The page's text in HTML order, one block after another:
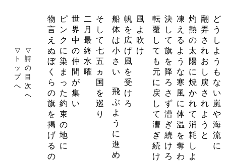
▽
ト
ッ
プ
へ
▽
詩
の
目
次
へ
物
言
え
ぬ
ぼ
く
ら
の
旗
を
掲
げ
る
の
ピ
ン
ク
に
染
ま
っ
た
約
束
の
地
に
世
界
中
の
仲
間
が
集
い
二
月
最
終
水
曜
そ
し
て
七
五
ヵ
国
を
巡
り
船
体
は
小
さ
い
飛
ぶ
よ
う
に
進
め
帆
を
広
げ
風
を
受
け
ろ
風
よ
吹
け
転
覆
し
て
も
元
に
戻
し
て
漕
ぎ
続
け
決
し
て
旗
を
降
ろ
さ
ず
漕
ぎ
続
け
ろ
凍
え
る
よ
う
な
寒
風
に
体
温
を
奪
わ
灼
熱
の
太
陽
に
焼
か
れ
て
消
耗
し
よ
翻
弄
さ
れ
お
し
戻
さ
れ
よ
う
と
ど
う
し
よ
う
も
な
い
嵐
や
海
流
に